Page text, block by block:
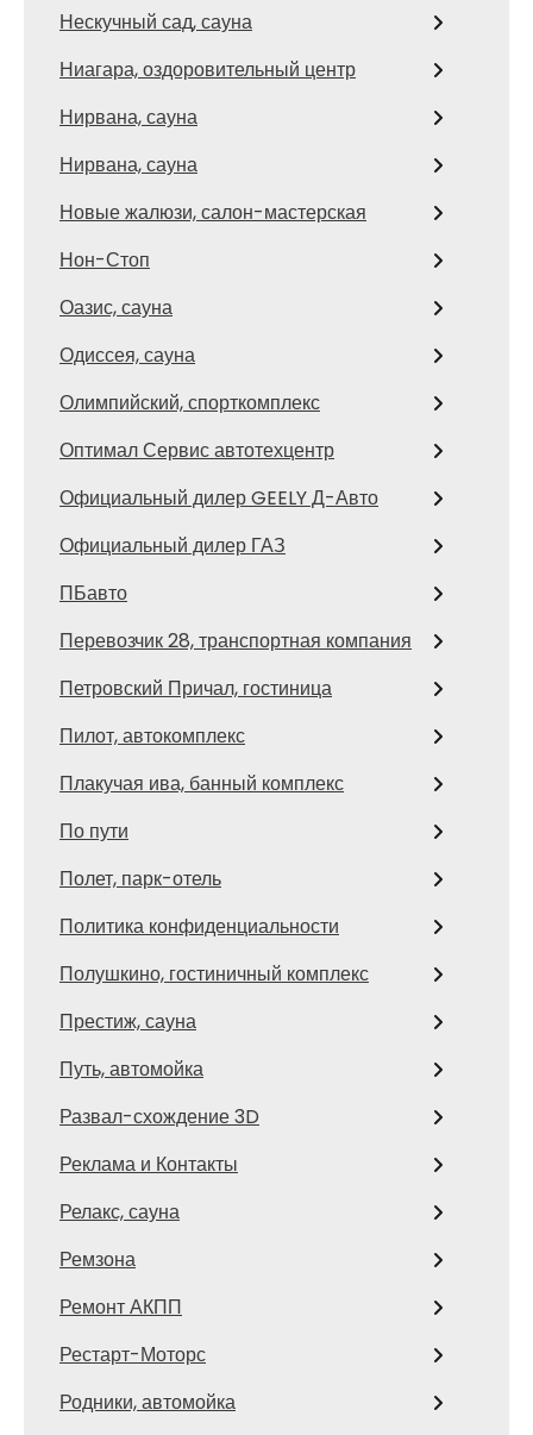
Нескучный сад, сауна
Ниагара, оздоровительный центр
Нирвана, сауна
Нирвана, сауна
Новые жалюзи, салон-мастерская
Нон-Стоп
Оазис, сауна
Одиссея, сауна
Олимпийский, спорткомплекс
Оптимал Сервис автотехцентр
Официальный дилер GEELY Д-Авто
Официальный дилер ГАЗ
ПБавто
Перевозчик 28, транспортная компания
Петровский Причал, гостиница
Пилот, автокомплекс
Плакучая ива, банный комплекс
По пути
Полет, парк-отель
Политика конфиденциальности
Полушкино, гостиничный комплекс
Престиж, сауна
Путь, автомойка
Развал-схождение 3D
Реклама и Контакты
Релакс, сауна
Ремзона
Ремонт АКПП
Рестарт-Моторс
Родники, автомойка